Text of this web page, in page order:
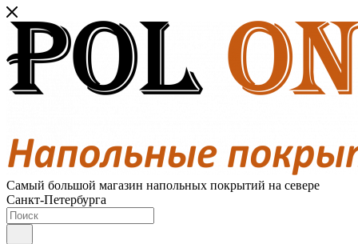
Самый большой магазин напольных покрытий на севере
Санкт-Петербурга